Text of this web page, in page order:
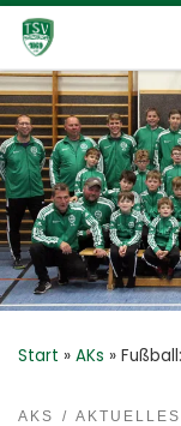
Zum Inhalt
Start » AKs »
AKS AKTUELLES